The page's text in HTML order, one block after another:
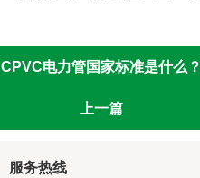
CPVC电力管国家标准是什么？
上一篇
服务热线